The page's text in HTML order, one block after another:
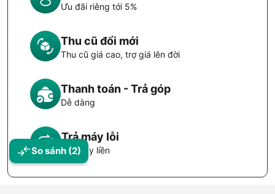
So sánh (2)
Ưu đãi riêng tới 5%
Thu cũ đổi mới
Thu cũ giá cao, trợ giá lên đời
Thanh toán - Trả góp
Dễ dàng
Trả máy lỗi
Đổi máy liền